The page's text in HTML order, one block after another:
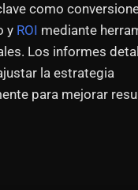
como
y ROI mediante
Los informes
la estrategia
para mejorar